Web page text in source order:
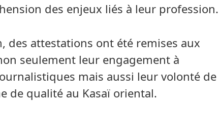
des enjeux liés à leur profession.
des attestations ont été remises aux
seulement leur engagement à
mais aussi leur volonté de
de qualité au Kasaï oriental.